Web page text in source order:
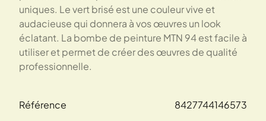
uniques. Le vert brisé est une couleur vive et
audacieuse qui donnera à vos œuvres un look
éclatant. La bombe de peinture MTN 94 est facile à
utiliser et permet de créer des œuvres de qualité
professionnelle.
Référence 8427744146573